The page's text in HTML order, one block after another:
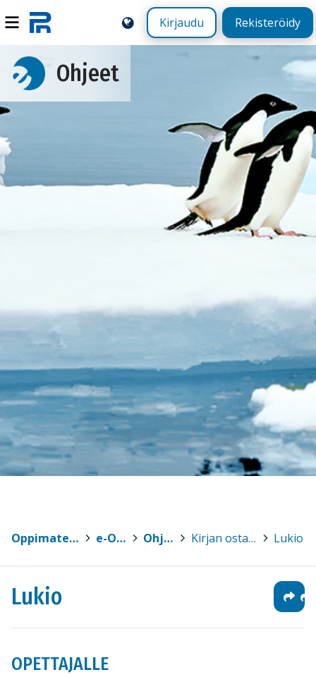
Kirjaudu Rekisteröidy
Ohjeet
Oppimateriaalit > e-Oppi > Ohjeet > Kirjan ostaminen > Lukio
Lukio
OPETTAJALLE